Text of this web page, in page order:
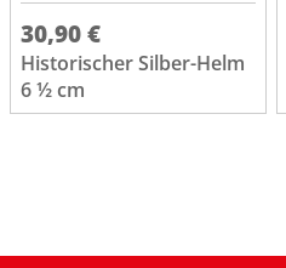
30,90 €
Historischer Silber-Helm
6 ½ cm